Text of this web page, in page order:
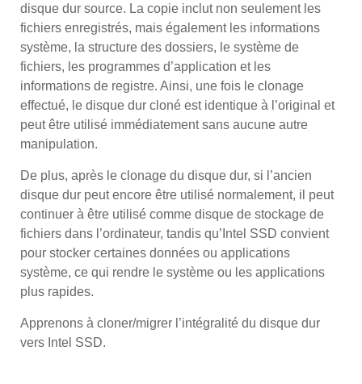
disque dur source. La copie inclut non seulement les
fichiers enregistrés, mais également les informations
système, la structure des dossiers, le système de
fichiers, les programmes d’application et les
informations de registre. Ainsi, une fois le clonage
effectué, le disque dur cloné est identique à l’original et
peut être utilisé immédiatement sans aucune autre
manipulation.
De plus, après le clonage du disque dur, si l’ancien
disque dur peut encore être utilisé normalement, il peut
continuer à être utilisé comme disque de stockage de
fichiers dans l’ordinateur, tandis qu’Intel SSD convient
pour stocker certaines données ou applications
système, ce qui rendre le système ou les applications
plus rapides.
Apprenons à cloner/migrer l’intégralité du disque dur
vers Intel SSD.